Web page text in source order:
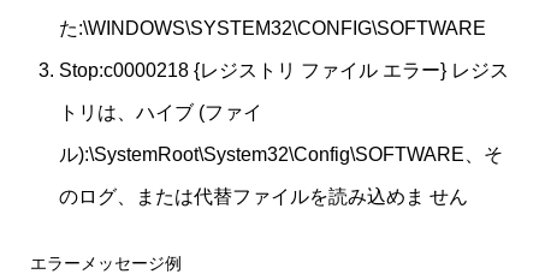
た:\WINDOWS\SYSTEM32\CONFIG\SOFTWARE
Stop:c0000218 {レジストリ ファイル エラー} レジス
トリは、ハイブ (ファイ
ル):\SystemRoot\System32\Config\SOFTWARE、そ
のログ、または代替ファイルを読み込めま せん
エラーメッセージ例